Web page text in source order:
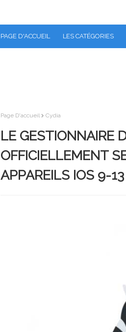
PAGE D'ACCUEIL LES CATÉGORIES
Page D'accueil Cydia
LE GESTIONNAIRE
OFFICIELLEMENT
APPAREILS IOS 9-